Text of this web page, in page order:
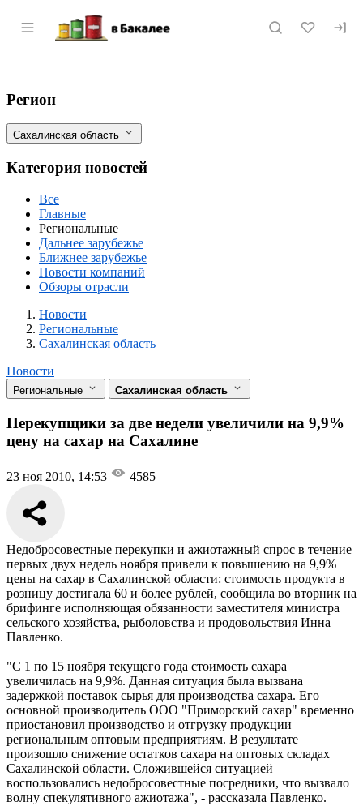
Раздел навигации по сайту vbakalee.ru
Перекупщики за две недели увеличили
Фильтры
Регион
Сахалинская область
Категория новостей
Все
Главные
Региональные
Дальнее зарубежье
Ближнее зарубежье
Новости компаний
Обзоры отрасли
Новости
Разделы
Новости
Региональные
Сахалинская область
Новости
Региональные Сахалинская область
Перекупщики за две недели увеличили на 9,9%
цену на сахар на Сахалине
23 ноя 2010, 14:53 4585
Недобросовестные перекупки и ажиотажный спрос в течение
первых двух недель ноября привели к повышению на 9,9%
цены на сахар в Сахалинской области: стоимость продукта в
розницу достигала 60 и более рублей, сообщила во вторник на
брифинге исполняющая обязанности заместителя министра
сельского хозяйства, рыболовства и продовольствия Инна
Павленко.
"С 1 по 15 ноября текущего года стоимость сахара
увеличилась на 9,9%. Данная ситуация была вызвана
задержкой поставок сырья для производства сахара. Его
основной производитель ООО "Приморский сахар" временно
приостановил производство и отгрузку продукции
региональным оптовым предприятиям. В результате
произошло снижение остатков сахара на оптовых складах
Сахалинской области. Сложившейся ситуацией
воспользовались недобросовестные посредники, что вызвало
волну спекулятивного ажиотажа", - рассказала Павленко.